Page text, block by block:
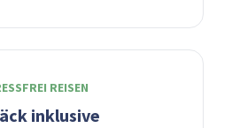
REISEN
inklusive